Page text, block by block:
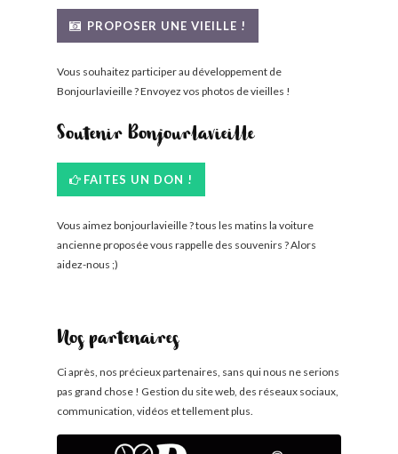
PROPOSER UNE VIEILLE !
Vous souhaitez participer au développement de
Bonjourlavieille ? Envoyez vos photos de vieilles !
Soutenir Bonjourlavieille
FAITES UN DON !
Vous aimez bonjourlavieille ? tous les matins la voiture
ancienne proposée vous rappelle des souvenirs ? Alors
aidez-nous ;)
Nos partenaires
Ci après, nos précieux partenaires, sans qui nous ne serions
pas grand chose ! Gestion du site web, des réseaux sociaux,
communication, vidéos et tellement plus.